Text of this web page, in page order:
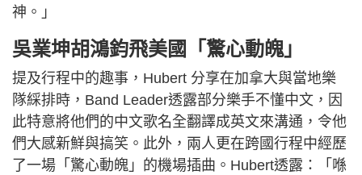
神。」
吳業坤胡鴻鈞飛美國「驚心動魄」
提及行程中的趣事，Hubert 分享在加拿大與當地樂
隊綵排時，Band Leader透露部分樂手不懂中文，因
此特意將他們的中文歌名全翻譯成英文來溝通，令他
們大感新鮮與搞笑。此外，兩人更在跨國行程中經歷
了一場「驚心動魄」的機場插曲。Hubert透露：「喺